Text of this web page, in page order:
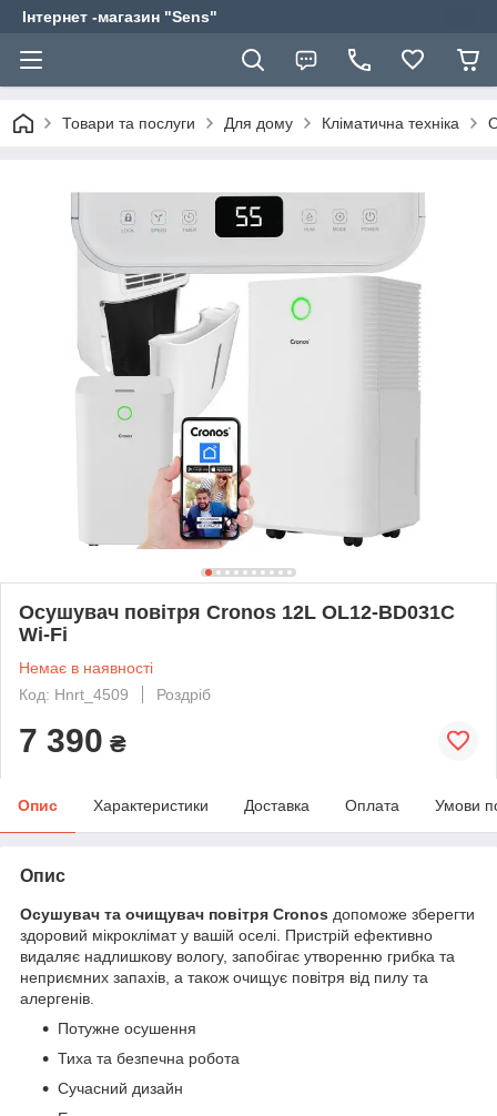
Інтернет -магазин "Sens"
Товари та послуги Для дому Кліматична техніка
Осушувач повітря Cronos 12L OL12-BD031C
Wi-Fi
Немає в наявності
Код: Hnrt_4509
Роздріб
7 390 ₴
Опис Характеристики Доставка Оплата Умови
Опис
Осушувач та очищувач повітря Cronos допоможе зберегти
здоровий мікроклімат у вашій оселі. Пристрій ефективно
видаляє надлишкову вологу, запобігає утворенню грибка та
неприємних запахів, а також очищує повітря від пилу та
алергенів.
Потужне осушення
Тиха та безпечна робота
Сучасний дизайн